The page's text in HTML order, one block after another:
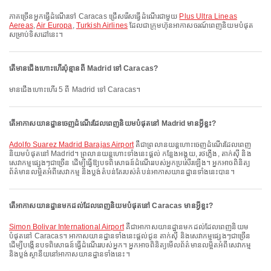
ភាគច្រើនអ្នកធ្វើដំណើរទៅ Caracas ជ្រើសរើសធ្វើដំណើរជាមួយ Plus Ultra Lineas
Aereas,Air Europa, Turkish Airlines ដែលជាក្រុមហ៊ុនអាកាសចរណ៍ពេញនិយមបំផុត
សម្រាប់ទិសដៅនេះ។
តើមានជើងហោះហើរប៉ុន្មានពី Madrid ទៅ Caracas?
មានជើងហោះហើរ 5 ពី Madrid ទៅ Caracas។
តើអាកាសយានដ្ឋានចេញដំណើរដែលពេញនិយមបំផុតនៅ Madrid មានអ្វីខ្លះ?
Adolfo Suarez Madrid Barajas Airportគឺជាព្រលានយន្តហោះចេញដំណើរដែលពេញ
និយមបំផុតនៅ Madrid។ ព្រលានយន្តហោះទាំងនេះផ្តល់ កន្លែងអង្គុយ, រថភ្លើង, តាក់ស៊ី និង
សេវាកម្មផ្សេងៗជាច្រើន ដើម្បីធ្វើឱ្យបទពិសោធន៍ដំណើររបស់អ្នកប្រសើរឡើង។ អ្នកអាចពិនិត្យ
ព័ត៌មានលម្អិតអំពីសេវាកម្ម និងប្លង់តំបន់តែរបស់តំបន់អាកាសយានដ្ឋានទាំងនេះបាន។
តើអាកាសយានដ្ឋានមកដល់ដែលពេញនិយមបំផុតនៅ Caracas មានអ្វីខ្លះ?
Simon Bolivar International Airportគឺជាអាកាសយានដ្ឋានមកដល់ដែលពេញនិយម
បំផុតនៅ Caracas។ អាកាសយានដ្ឋានទាំងនេះផ្តល់ជូន តាក់ស៊ី និងសេវាកម្មផ្សេងៗជាច្រើន
ដើម្បីបង្កើនបទពិសោធន៍ធ្វើដំណើររបស់អ្នក។ អ្នកអាចពិនិត្យមើលព័ត៌មានលម្អិតអំពីសេវាកម្ម
និងប្លង់ស្ថានីយនៅអាកាសយានដ្ឋានទាំងនេះ។